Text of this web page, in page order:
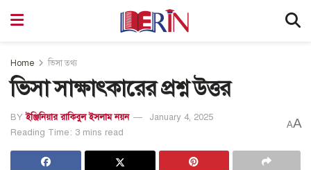
Home ভিসা তথ্য
ভিসা সাক্ষাৎকারের প্রশ্ন উত্তর
BY ইঞ্জিনিয়ার রাকিবুল ইসলাম নয়ন
January 4, 2025
Reading Time: 3 mins read
AA